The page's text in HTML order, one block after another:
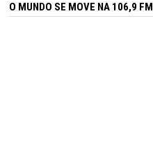
O MUNDO SE MOVE NA 106,9 FM